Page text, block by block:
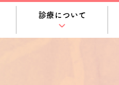
診療について